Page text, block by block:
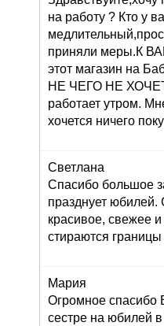
на работу ? Кто у
приняли меры.К
этот магазин на
НЕ ЧЕГО НЕ
работает утром.
хочется ничего
Светлана
Спасибо большое
празднует
красивое, свежее
стираются границы
Мария
Огромное спасибо
сестре на юбилей